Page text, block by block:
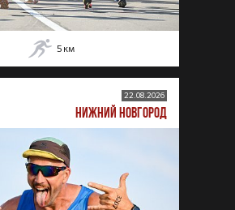
5 км
22.08.2026
НИЖНИЙ НОВГОРОД